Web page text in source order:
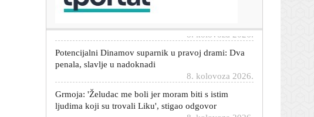
sve otkrio u četiri riječi
Potencijalni Dinamov suparnik u pravoj drami: Dva
8. kolovoza 2026.
Grmoja: 'Želudac me boli jer moram biti s istim
ljudima koji su trovali Liku', stigao odgovor
8. kolovoza 2026.